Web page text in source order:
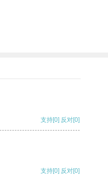
支持[0] 反对[0]
支持[0] 反对[0]